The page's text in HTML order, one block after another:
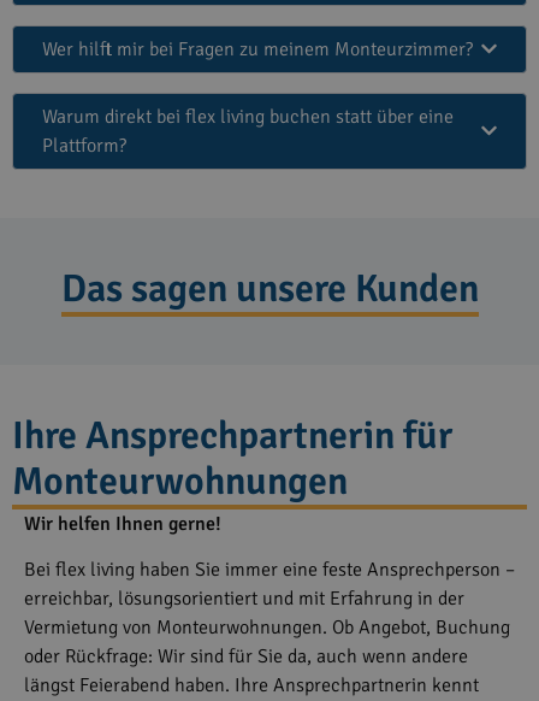
Wer hilft mir bei Fragen zu meinem Monteurzimmer?
Warum direkt bei flex living buchen statt über eine
Plattform?
Das sagen unsere Kunden
Ihre Ansprechpartnerin für
Monteurwohnungen
Wir helfen Ihnen gerne!
Bei flex living haben Sie immer eine feste Ansprechperson –
erreichbar, lösungsorientiert und mit Erfahrung in der
Vermietung von Monteurwohnungen. Ob Angebot, Buchung
oder Rückfrage: Wir sind für Sie da, auch wenn andere
längst Feierabend haben. Ihre Ansprechpartnerin kennt